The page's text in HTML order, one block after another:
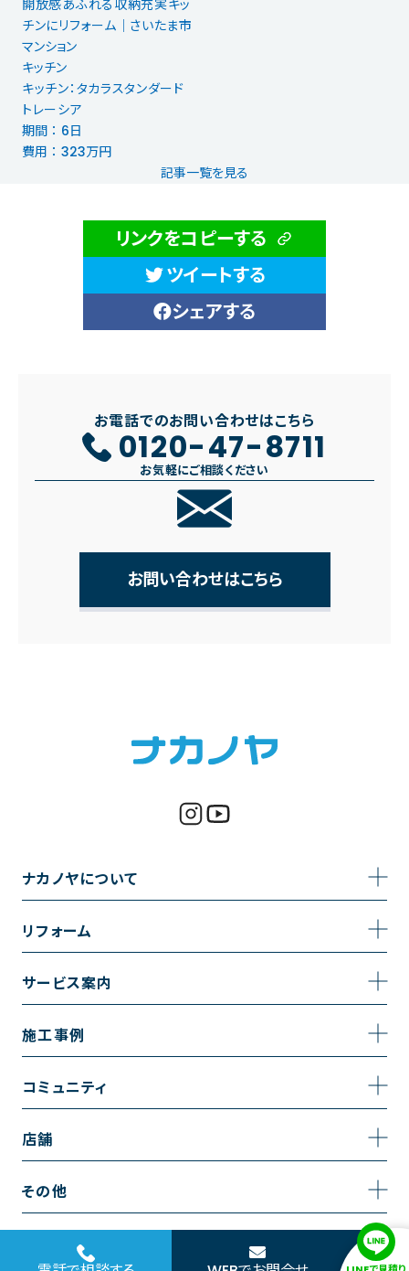
開放感あふれる収納充実キッ
チンにリフォーム｜さいたま市
マンション
キッチン
キッチン：タカラスタンダード
トレーシア
期間 ： 6日
費用 ： 323万円
記事一覧を見る
リンクをコピーする
ツイートする
シェアする
お電話でのお問い合わせはこちら
0120-47-8711
お気軽にご相談ください
お問い合わせはこちら
ナカノヤについて
事業内容
採用情報
リフォーム
トイレのリフォーム
キッチンのリフォーム
リノベーション
内装のリフォーム
水回りのリフォーム
サービス案内
サービスの流れ
施工事例
施工事例一覧
お風呂の施工事例
洗面の施工事例
コミュニティ
コミュニティ
お知らせ
店舗
越谷店
その他
お問い合わせ